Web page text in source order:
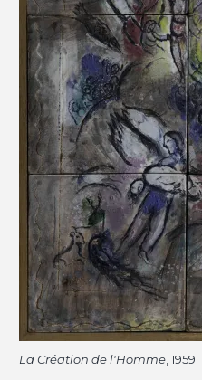
La Création de l'Homme , 1959